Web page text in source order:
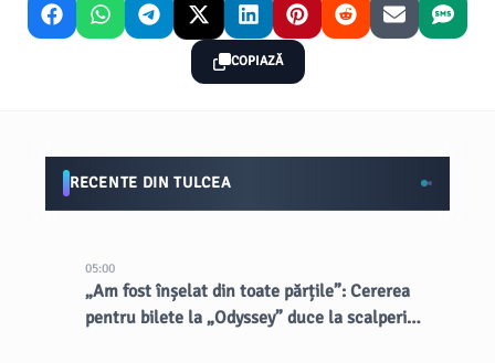
COPIAZĂ
RECENTE DIN TULCEA
05:00
„Am fost înșelat din toate părțile”: Cererea
pentru bilete la „Odyssey” duce la scalperi